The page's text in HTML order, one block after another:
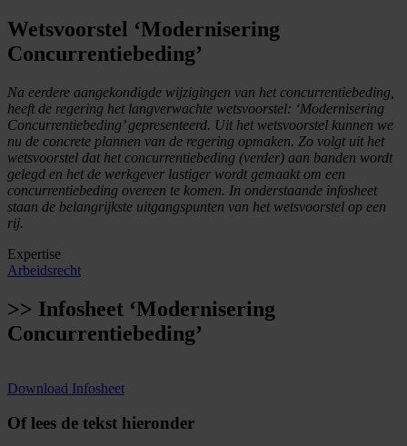
Wetsvoorstel ‘Modernisering
Concurrentiebeding’
Na eerdere aangekondigde wijzigingen van het concurrentiebeding,
heeft de regering het langverwachte wetsvoorstel: ‘Modernisering
Concurrentiebeding’ gepresenteerd. Uit het wetsvoorstel kunnen we
nu de concrete plannen van de regering opmaken. Zo volgt uit het
wetsvoorstel dat het concurrentiebeding (verder) aan banden wordt
gelegd en het de werkgever lastiger wordt gemaakt om een
concurrentiebeding overeen te komen. In onderstaande infosheet
staan de belangrijkste uitgangspunten van het wetsvoorstel op een
rij.
Expertise
Arbeidsrecht
>> Infosheet ‘Modernisering
Concurrentiebeding’
Download Infosheet
Of lees de tekst hieronder